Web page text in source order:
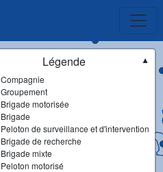
Légende
▼
Compagnie
Groupement
Brigade motorisée
Brigade
Peloton de surveillance et d'intervention
Brigade de recherche
Brigade mixte
Peloton motorisé